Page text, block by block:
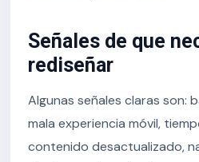
Señales de que
rediseñar
Algunas señales claras son:
mala experiencia móvil,
contenido desactualizado,